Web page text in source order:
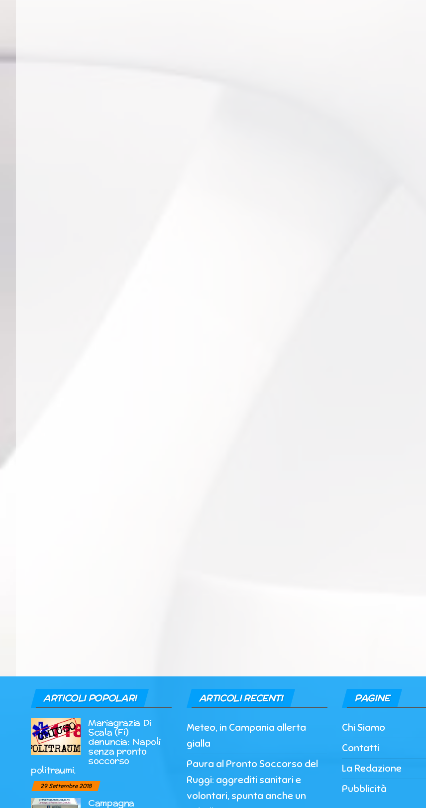
ARTICOLI POPOLARI
Mariagrazia Di
Scala (Fi)
denuncia: Napoli
senza pronto
soccorso
politraumi.
29 Settembre 2018
Campagna
ARTICOLI RECENTI
Meteo, in Campania allerta
gialla
Paura al Pronto Soccorso del
Ruggi: aggrediti sanitari e
volontari, spunta anche un
PAGINE
Chi Siamo
Contatti
La Redazione
Pubblicità